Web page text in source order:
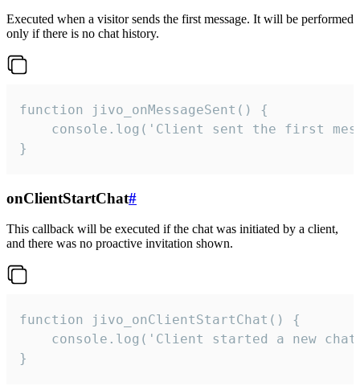
Executed when a visitor sends the first message. It will be performed
only if there is no chat history.
function jivo_onMessageSent() {
console.log('Client sent the first
}
onClientStartChat#
This callback will be executed if the chat was initiated by a client,
and there was no proactive invitation shown.
function jivo_onClientStartChat() {
console.log('Client started a new
}